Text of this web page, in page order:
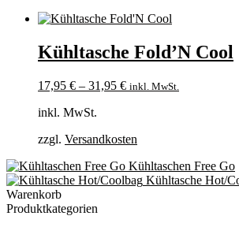
Kühltasche Fold’N Cool
17,95 € – 31,95 € inkl. MwSt.
inkl. MwSt.
zzgl. Versandkosten
Kühltaschen Free Go
Kühltasche Hot/
Warenkorb
Produktkategorien